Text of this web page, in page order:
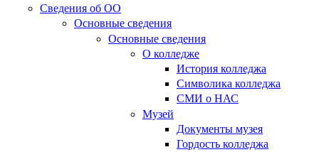
Сведения об ОО
Основные сведения
Основные сведения
О колледже
История колледжа
Символика колледжа
СМИ о НАС
Музей
Документы музея
Гордость колледжа